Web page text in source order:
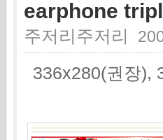
earphone
주저리주저리
336x280(권장),